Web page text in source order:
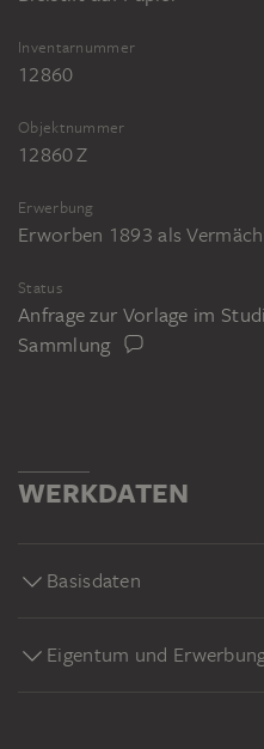
Inventarnummer
12860
Objektnummer
12860 Z
Erwerbung
Erworben 1893 als
Status
Anfrage zur Vorlage im
Sammlung
WERKDATEN
Basisdaten
Eigentum und